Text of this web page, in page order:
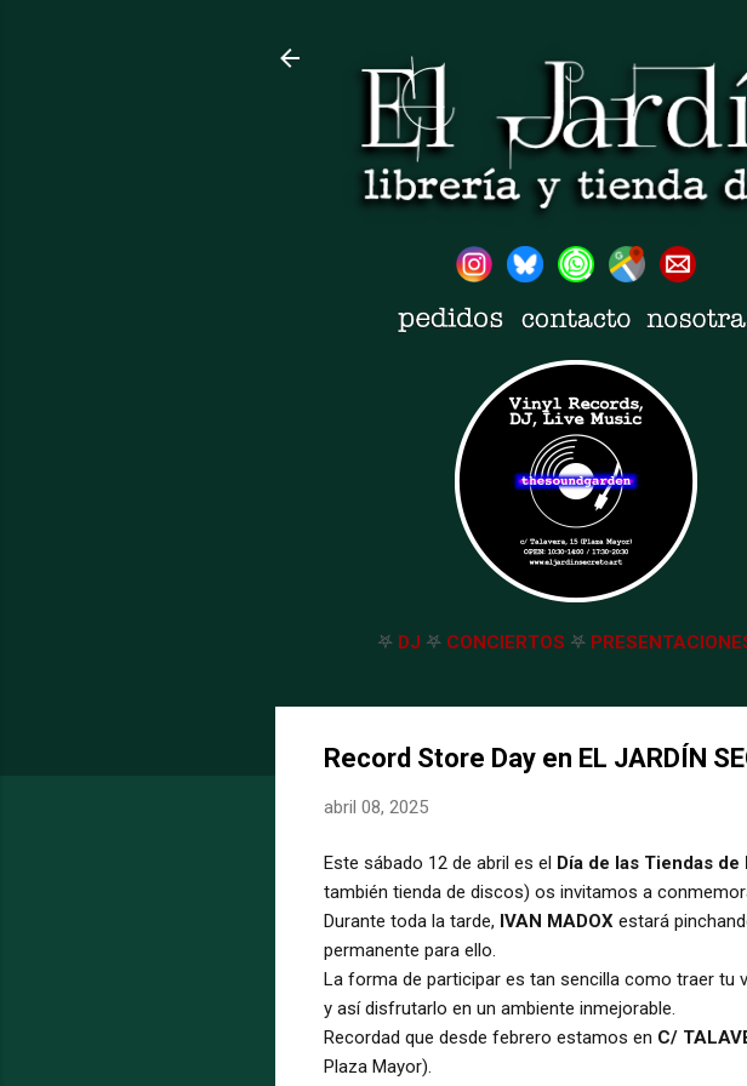
𖤐 DJ 𖤐 CONCIERTOS 𖤐
Record Store Day en EL JARDÍN
abril 08, 2025
Este sábado 12 de abril es el Día de las Tiendas de
también tienda de discos) os invitamos a
Durante toda la tarde, IVAN MADOX estará
permanente para ello.
La forma de participar es tan sencilla como traer tu
y así disfrutarlo en un ambiente inmejorable.
Recordad que desde febrero estamos en C/
Plaza Mayor).